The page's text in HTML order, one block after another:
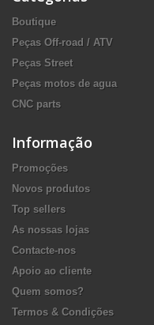
Boutique
Peças Off-road / ATV
Peças Street
Peças motos de agua
CNC parts
Informação
Promoções
Novos produtos
Top sellers
As nossas lojas
Contacte-nos
Apoio ao cliente
Quem somos?
Termos & Condições